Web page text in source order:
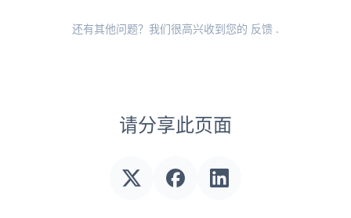
还有其他问题？我们很高兴收到您的 反馈 .
请分享此页面